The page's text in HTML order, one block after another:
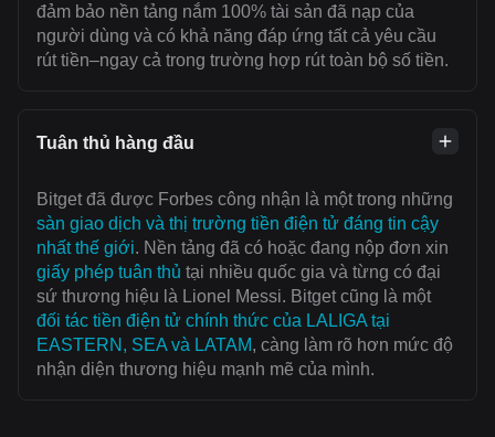
đảm bảo nền tảng nắm 100% tài sản đã nạp của
người dùng và có khả năng đáp ứng tất cả yêu cầu
rút tiền–ngay cả trong trường hợp rút toàn bộ số tiền.
Tuân thủ hàng đầu
Bitget đã được Forbes công nhận là một trong những
sàn giao dịch và thị trường tiền điện tử đáng tin cậy
nhất thế giới. Nền tảng đã có hoặc đang nộp đơn xin
giấy phép tuân thủ tại nhiều quốc gia và từng có đại
sứ thương hiệu là Lionel Messi. Bitget cũng là một
đối tác tiền điện tử chính thức của LALIGA tại
EASTERN, SEA và LATAM, càng làm rõ hơn mức độ
nhận diện thương hiệu mạnh mẽ của mình.